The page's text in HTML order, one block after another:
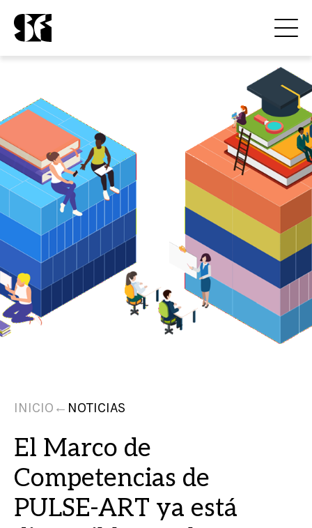
INICIO ← NOTICIAS
El Marco de
Competencias de
PULSE-ART ya está